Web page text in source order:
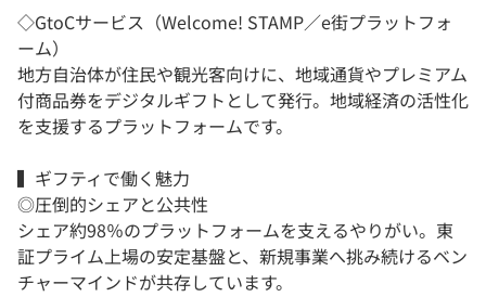
◇GtoCサービス（Welcome! STAMP／e街プラットフォ
ーム）
地方自治体が住民や観光客向けに、地域通貨やプレミアム
付商品券をデジタルギフトとして発行。地域経済の活性化
を支援するプラットフォームです。
▍ギフティで働く魅力
◎圧倒的シェアと公共性
シェア約98％のプラットフォームを支えるやりがい。東
証プライム上場の安定基盤と、新規事業へ挑み続けるベン
チャーマインドが共存しています。